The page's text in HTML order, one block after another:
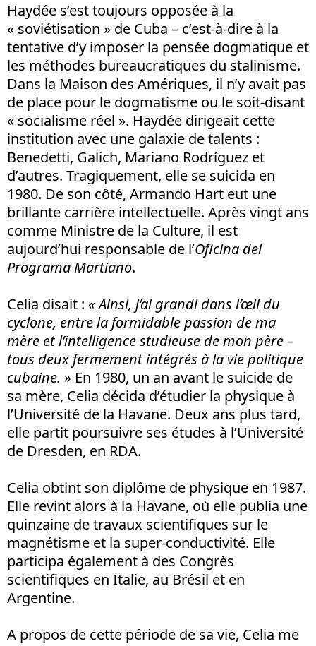
Haydée s’est toujours opposée à la
« soviétisation » de Cuba – c’est-à-dire à la
tentative d’y imposer la pensée dogmatique et
les méthodes bureaucratiques du stalinisme.
Dans la Maison des Amériques, il n’y avait pas
de place pour le dogmatisme ou le soit-disant
« socialisme réel ». Haydée dirigeait cette
institution avec une galaxie de talents :
Benedetti, Galich, Mariano Rodríguez et
d’autres. Tragiquement, elle se suicida en
1980. De son côté, Armando Hart eut une
brillante carrière intellectuelle. Après vingt ans
comme Ministre de la Culture, il est
aujourd’hui responsable de l’Oficina del
Programa Martiano.
Celia disait : « Ainsi, j’ai grandi dans l’œil du
cyclone, entre la formidable passion de ma
mère et l’intelligence studieuse de mon père –
tous deux fermement intégrés à la vie politique
cubaine. » En 1980, un an avant le suicide de
sa mère, Celia décida d’étudier la physique à
l’Université de la Havane. Deux ans plus tard,
elle partit poursuivre ses études à l’Université
de Dresden, en RDA.
Celia obtint son diplôme de physique en 1987.
Elle revint alors à la Havane, où elle publia une
quinzaine de travaux scientifiques sur le
magnétisme et la super-conductivité. Elle
participa également à des Congrès
scientifiques en Italie, au Brésil et en
Argentine.
A propos de cette période de sa vie, Celia me